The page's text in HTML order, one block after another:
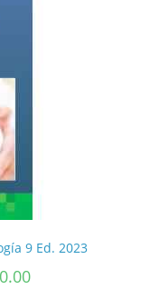
9 Ed. 2023